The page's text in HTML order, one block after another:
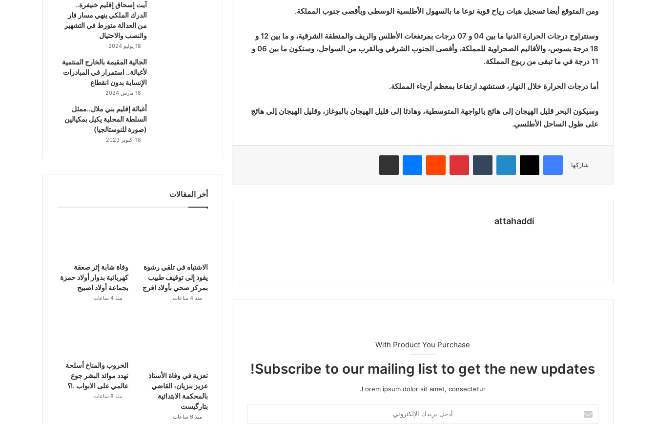
ومن المتوقع أيضا تسجيل هبات رياح قوية نوعا ما بالسهول الأطلسية الوسطى وبأقصى جنوب المملكة.
وستتراوح درجات الحرارة الدنيا ما بين 04 و 07 درجات بمرتفعات الأطلس والريف والمنطقة الشرقية، و ما بين 12 و
18 درجة بسوس، والأقاليم الصحراوية للمملكة، وأقصى الجنوب الشرقي وبالقرب من السواحل، وستكون ما بين 06 و
11 درجة في ما تبقى من ربوع المملكة.
أما درجات الحرارة خلال النهار، فستشهد ارتفاعا بمعظم أرجاء المملكة.
وسيكون البحر قليل الهيجان إلى هائج بالواجهة المتوسطية، وهادئا إلى قليل الهيجان بالبوغاز، وقليل الهيجان إلى هائج
على طول الساحل الأطلسي.
شاركها
فيسبوك X لينكدإن بينتيريست ماسنجر مشاركة عبر البريد
attahaddi
With Product You Purchase
Subscribe to our mailing list to get the new updates!
Lorem ipsum dolor sit amet, consectetur.
بريدك
آيت إسحاق إقليم خنيفرة..
الدرك الملكي ينهي مسار فار
من العدالة متورط في التشهير
والنصب والاحتيال
18 يوليو 2024
الجالية المقيمة بالخارج المنتمية
لأغبالة.. استمرار في المبادرات
الإنساية بدون انقطاع
18 مارس 2024
أغبالة إقليم بني ملال..ممثل
السلطة المحلية يكيل بمكيالين
(صورة للنوستالجيا)
18 أكتوبر 2023
أخر المقالات
الاشتباه في تلقي رشوة
يقود إلى توقيف طبيب
بمركز صحي بأولاد افرج
منذ 4 ساعات
وفاة شابة إثر صعقة
كهربائية بدوار أولاد حمزة
بجماعة أولاد اصبيح
منذ 4 ساعات
تعزية في وفاة الأستاذ
عزيز بنزيان، القاضي
بالمحكمة الابتدائية
بتارگيست
منذ 6 ساعات
الحروب والمناخ أسلحة
تهدد موائد البشر جوع
عالمي على الابواب .!؟
منذ 8 ساعات